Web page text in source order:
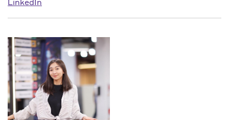
LinkedIn